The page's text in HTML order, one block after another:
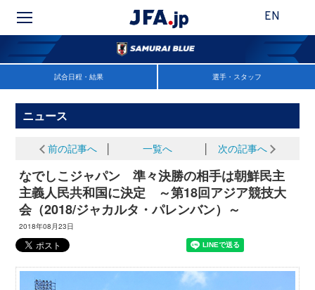
EN
試合日程・結果 選手・スタッフ
ニュース
前の記事へ 一覧へ 次の記事へ
なでしこジャパン 準々決勝の相手は朝鮮民主
主義人民共和国に決定 ～第18回アジア競技大
会（2018/ジャカルタ・パレンバン）～
2018年08月23日